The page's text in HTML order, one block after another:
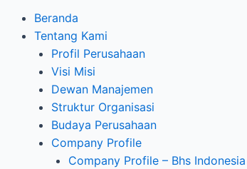
Beranda
Tentang Kami
Profil Perusahaan
Visi Misi
Dewan Manajemen
Struktur Organisasi
Budaya Perusahaan
Company Profile
Company Profile – Bhs Indonesia